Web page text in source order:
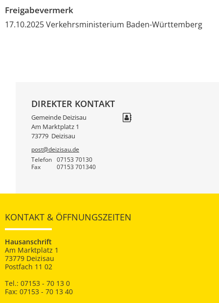
Freigabevermerk
17.10.2025Verkehrsministerium Baden-Württemberg
DIREKTER KONTAKT
Gemeinde Deizisau
Am Marktplatz 1
73779 Deizisau
post@deizisau.de
Telefon
07153 70130
Fax 07153 701340
KONTAKT & ÖFFNUNGSZEITEN
Hausanschrift
Am Marktplatz 1
73779 Deizisau
Postfach 11 02
Tel.: 07153 - 70 13 0
Fax: 07153 - 70 13 40